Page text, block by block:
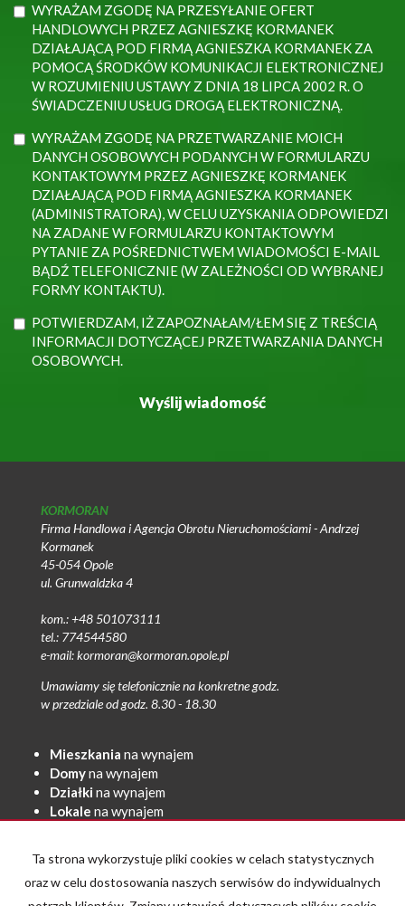
WYRAŻAM ZGODĘ NA PRZESYŁANIE OFERT
HANDLOWYCH PRZEZ AGNIESZKĘ KORMANEK
DZIAŁAJĄCĄ POD FIRMĄ AGNIESZKA KORMANEK ZA
POMOCĄ ŚRODKÓW KOMUNIKACJI ELEKTRONICZNEJ
W ROZUMIENIU USTAWY Z DNIA 18 LIPCA 2002 R. O
ŚWIADCZENIU USŁUG DROGĄ ELEKTRONICZNĄ.
WYRAŻAM ZGODĘ NA PRZETWARZANIE MOICH
DANYCH OSOBOWYCH PODANYCH W FORMULARZU
KONTAKTOWYM PRZEZ AGNIESZKĘ KORMANEK
DZIAŁAJĄCĄ POD FIRMĄ AGNIESZKA KORMANEK
(ADMINISTRATORA), W CELU UZYSKANIA ODPOWIEDZI
NA ZADANE W FORMULARZU KONTAKTOWYM
PYTANIE ZA POŚREDNICTWEM WIADOMOŚCI E-MAIL
BĄDŹ TELEFONICZNIE (W ZALEŻNOŚCI OD WYBRANEJ
FORMY KONTAKTU).
POTWIERDZAM, IŻ ZAPOZNAŁAM/ŁEM SIĘ Z TREŚCIĄ
INFORMACJI DOTYCZĄCEJ PRZETWARZANIA DANYCH
OSOBOWYCH.
KORMORAN
Firma Handlowa i Agencja Obrotu Nieruchomościami - Andrzej
Kormanek
45-054 Opole
ul. Grunwaldzka 4
kom.: +48 501073111
tel.: 774544580
e-mail: kormoran@kormoran.opole.pl
Umawiamy się telefonicznie na konkretne godz.
w przedziale od godz. 8.30 - 18.30
Mieszkania na wynajem
Domyna wynajem
Działki na wynajem
Lokale na wynajem
Mieszkaniana sprzedaż
Domyna sprzedaż
Ta strona wykorzystuje pliki cookies w celach statystycznych
oraz w celu dostosowania naszych serwisów do indywidualnych